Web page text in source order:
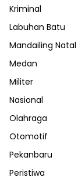
Kriminal
Labuhan Batu
Mandailing Natal
Medan
Militer
Nasional
Olahraga
Otomotif
Pekanbaru
Peristiwa